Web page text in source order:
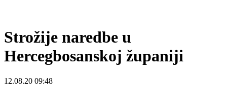
Strožije naredbe u
Hercegbosanskoj županiji
12.08.20 09:48